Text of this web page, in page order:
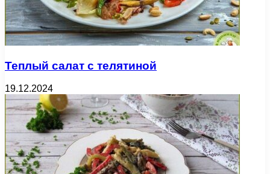
Теплый салат с телятиной
19.12.2024